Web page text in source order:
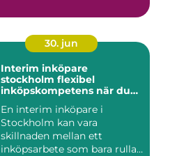
30. jun
Interim inköpare
stockholm flexibel
inköpskompetens när du
En interim inköpare i
Stockholm kan vara
skillnaden mellan ett
inköpsarbete som bara rullar